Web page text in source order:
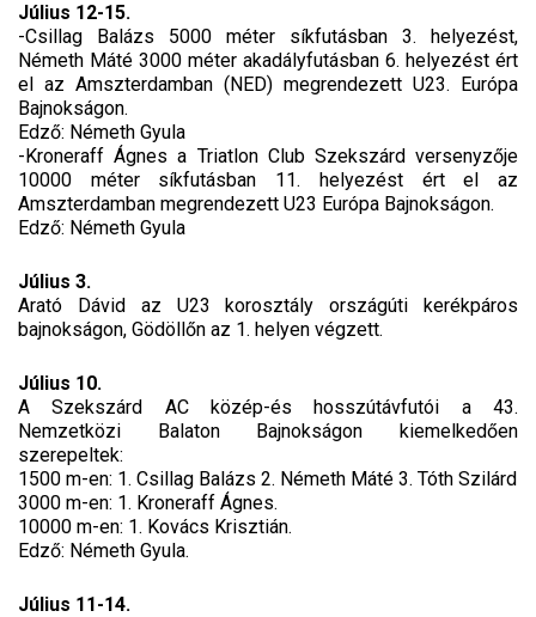
Július 12-15.
-Csillag Balázs 5000 méter síkfutásban 3. helyezést,
Németh Máté 3000 méter akadályfutásban 6. helyezést ért
el az Amszterdamban (NED) megrendezett U23. Európa
Bajnokságon.
Edző: Németh Gyula
-Kroneraff Ágnes a Triatlon Club Szekszárd versenyzője
10000 méter síkfutásban 11. helyezést ért el az
Amszterdamban megrendezett U23 Európa Bajnokságon.
Edző: Németh Gyula
Július 3.
Arató Dávid az U23 korosztály országúti kerékpáros
bajnokságon, Gödöllőn az 1. helyen végzett.
Július 10.
A Szekszárd AC közép-és hosszútávfutói a 43.
Nemzetközi Balaton Bajnokságon kiemelkedően
szerepeltek:
1500 m-en: 1. Csillag Balázs 2. Németh Máté 3. Tóth Szilárd
3000 m-en: 1. Kroneraff Ágnes.
10000 m-en: 1. Kovács Krisztián.
Edző: Németh Gyula.
Július 11-14.